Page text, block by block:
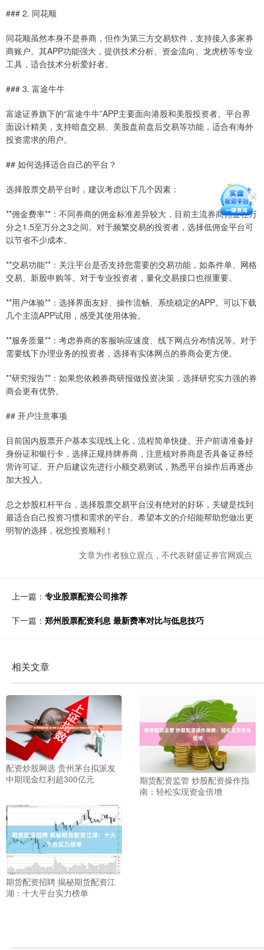
### 2. 同花顺
同花顺虽然本身不是券商，但作为第三方交易软件，支持接入多家券
商账户。其APP功能强大，提供技术分析、资金流向、龙虎榜等专业
工具，适合技术分析爱好者。
### 3. 富途牛牛
富途证券旗下的“富途牛牛”APP主要面向港股和美股投资者。平台界
面设计精美，支持暗盘交易、美股盘前盘后交易等功能，适合有海外
投资需求的用户。
## 如何选择适合自己的平台？
选择股票交易平台时，建议考虑以下几个因素：
**佣金费率**：不同券商的佣金标准差异较大，目前主流券商佣金在万
分之1.5至万分之3之间。对于频繁交易的投资者，选择低佣金平台可
以节省不少成本。
**交易功能**：关注平台是否支持您需要的交易功能，如条件单、网格
交易、新股申购等。对于专业投资者，量化交易接口也很重要。
**用户体验**：选择界面友好、操作流畅、系统稳定的APP。可以下载
几个主流APP试用，感受其使用体验。
**服务质量**：考虑券商的客服响应速度、线下网点分布情况等。对于
需要线下办理业务的投资者，选择有实体网点的券商会更方便。
**研究报告**：如果您依赖券商研报做投资决策，选择研究实力强的券
商会更有优势。
## 开户注意事项
目前国内股票开户基本实现线上化，流程简单快捷。开户前请准备好
身份证和银行卡，选择正规持牌券商，注意核对券商是否具备证券经
营许可证。开户后建议先进行小额交易测试，熟悉平台操作后再逐步
加大投入。
总之炒股杠杆平台，选择股票交易平台没有绝对的好坏，关键是找到
最适合自己投资习惯和需求的平台。希望本文的介绍能帮助您做出更
明智的选择，祝您投资顺利！
文章为作者独立观点，不代表财盛证券官网观点
上一篇： 专业股票配资公司推荐
下一篇： 郑州股票配资利息 最新费率对比与低息技巧
相关文章
配资炒股网选 贵州茅台拟派发
中期现金红利超300亿元
期货配资监管 炒股配资操作指
南：轻松实现资金倍增
期货配资招聘 揭秘期货配资江
湖：十大平台实力榜单